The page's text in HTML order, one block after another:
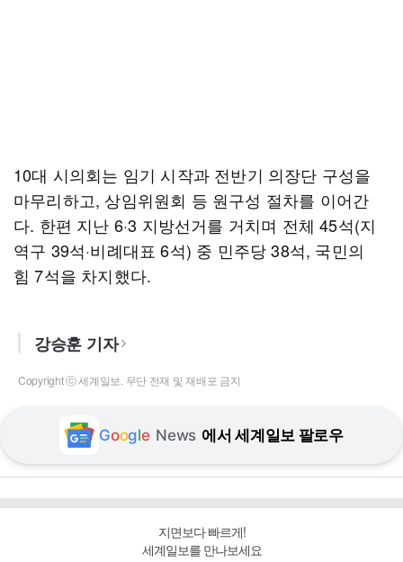
10대 시의회는 임기 시작과 전반기 의장단 구성을
마무리하고, 상임위원회 등 원구성 절차를 이어간
다. 한편 지난 6·3 지방선거를 거치며 전체 45석(지
역구 39석·비례대표 6석) 중 민주당 38석, 국민의
힘 7석을 차지했다.
강승훈 기자
Copyright ⓒ 세계일보. 무단 전재 및 재배포 금지
Google News 에서 세계일보 팔로우
지면보다 빠르게!
세계일보를 만나보세요